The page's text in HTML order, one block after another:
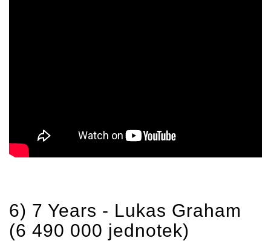
6) 7 Years - Lukas Graham
(6 490 000 jednotek)